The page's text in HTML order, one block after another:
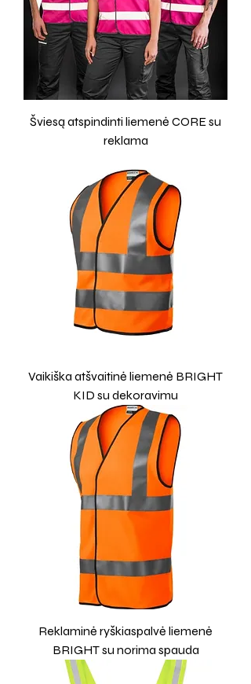
Šviesą atspindinti liemenė CORE su
reklama
Vaikiška atšvaitinė liemenė BRIGHT
KID su dekoravimu
Reklaminė ryškiaspalvė liemenė
BRIGHT su norima spauda